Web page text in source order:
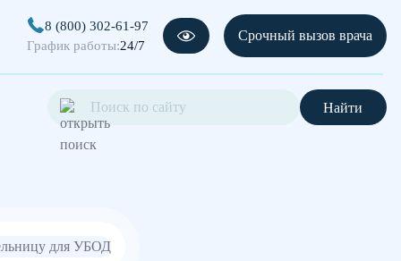
8 (800) 302-61-97
График работы:24/7
Срочный вызов врача
Найти